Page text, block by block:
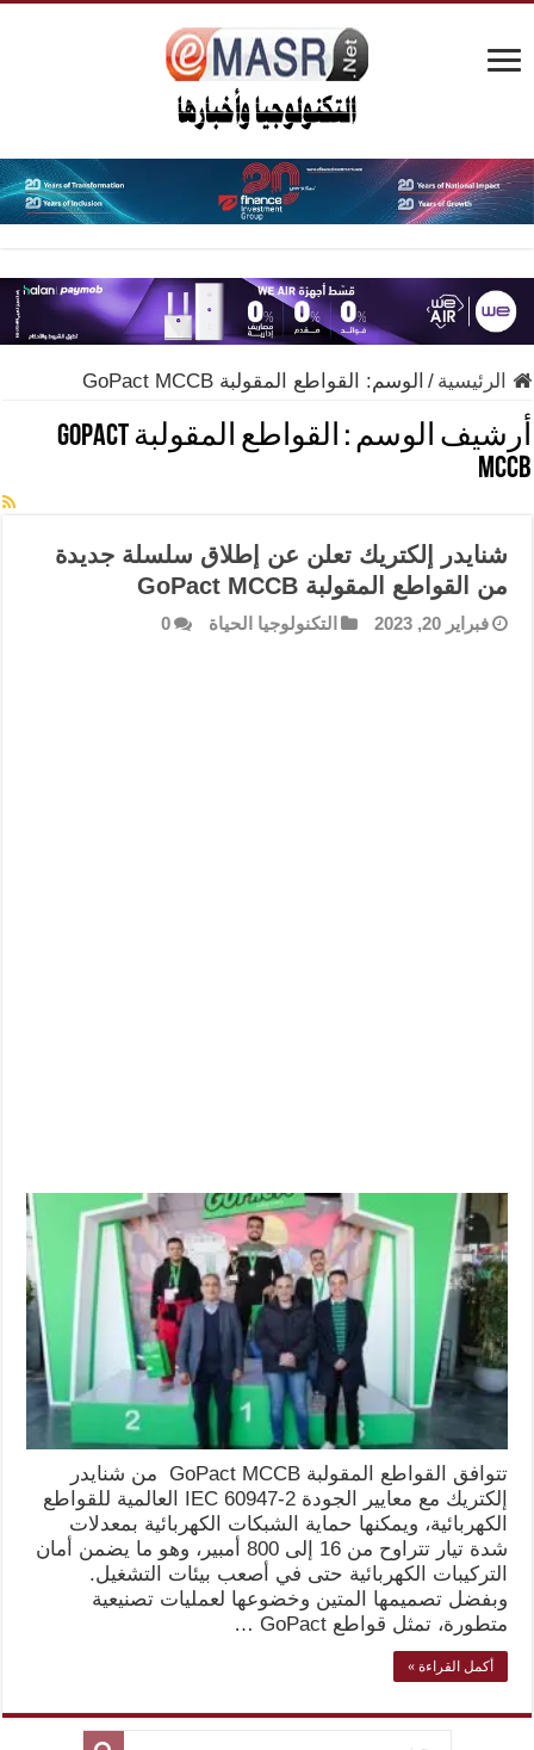
الرئيسية / الوسم: القواطع المقولبة GoPact MCCB
أرشيف الوسم :
القواطع المقولبة GoPact
MCCB
شنايدر إلكتريك تعلن عن إطلاق سلسلة جديدة
من القواطع المقولبة GoPact MCCB
فبراير 20, 2023 التكنولوجيا الحياة 0
تتوافق القواطع المقولبة GoPact MCCB من شنايدر
إلكتريك مع معايير الجودة IEC 60947-2 العالمية للقواطع
الكهربائية، ويمكنها حماية الشبكات الكهربائية بمعدلات
شدة تيار تتراوح من 16 إلى 800 أمبير، وهو ما يضمن أمان
التركيبات الكهربائية حتى في أصعب بيئات التشغيل.
وبفضل تصميمها المتين وخضوعها لعمليات تصنيعية
متطورة، تمثل قواطع GoPact …
أكمل القراءة »